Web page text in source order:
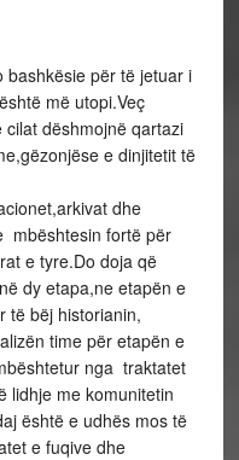
bashkësie për të jetuar i
më utopi.Veç
dëshmojnë qartazi
e dinjitetit të
dhe
mbështesin fortë për
e tyre.Do doja që
dy etapa,ne etapën e
të bëj historianin,
time për etapën e
nga traktatet
lidhje me komunitetin
është e udhës mos të
e fuqive dhe